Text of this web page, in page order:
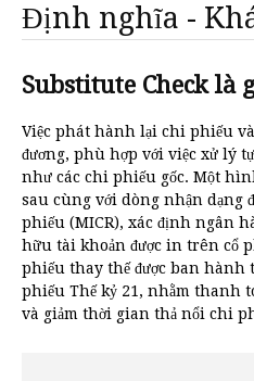
Định nghĩa -
Substitute Check là
Việc phát hành lại chi phiếu
đương, phù hợp với việc xử lý
như các chi phiếu gốc. Một
sau cùng với dòng nhận dạng
phiếu (MICR), xác định ngân
hữu tài khoản được in trên cổ
phiếu thay thế được ban hành
phiếu Thế kỷ 21, nhằm thanh
và giảm thời gian thả nổi chi